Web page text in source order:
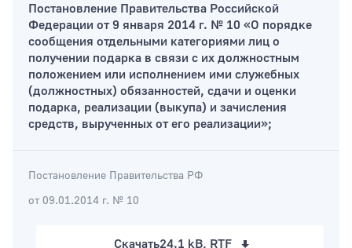
Постановление Правительства Российской
Федерации от 9 января 2014 г. № 10 «О порядке
сообщения отдельными категориями лиц о
получении подарка в связи с их должностным
положением или исполнением ими служебных
(должностных) обязанностей, сдачи и оценки
подарка, реализации (выкупа) и зачисления
средств, вырученных от его реализации»;
Постановление Правительства РФ
от 09.01.2014 г. № 10
Скачать24.1 kB, RTF